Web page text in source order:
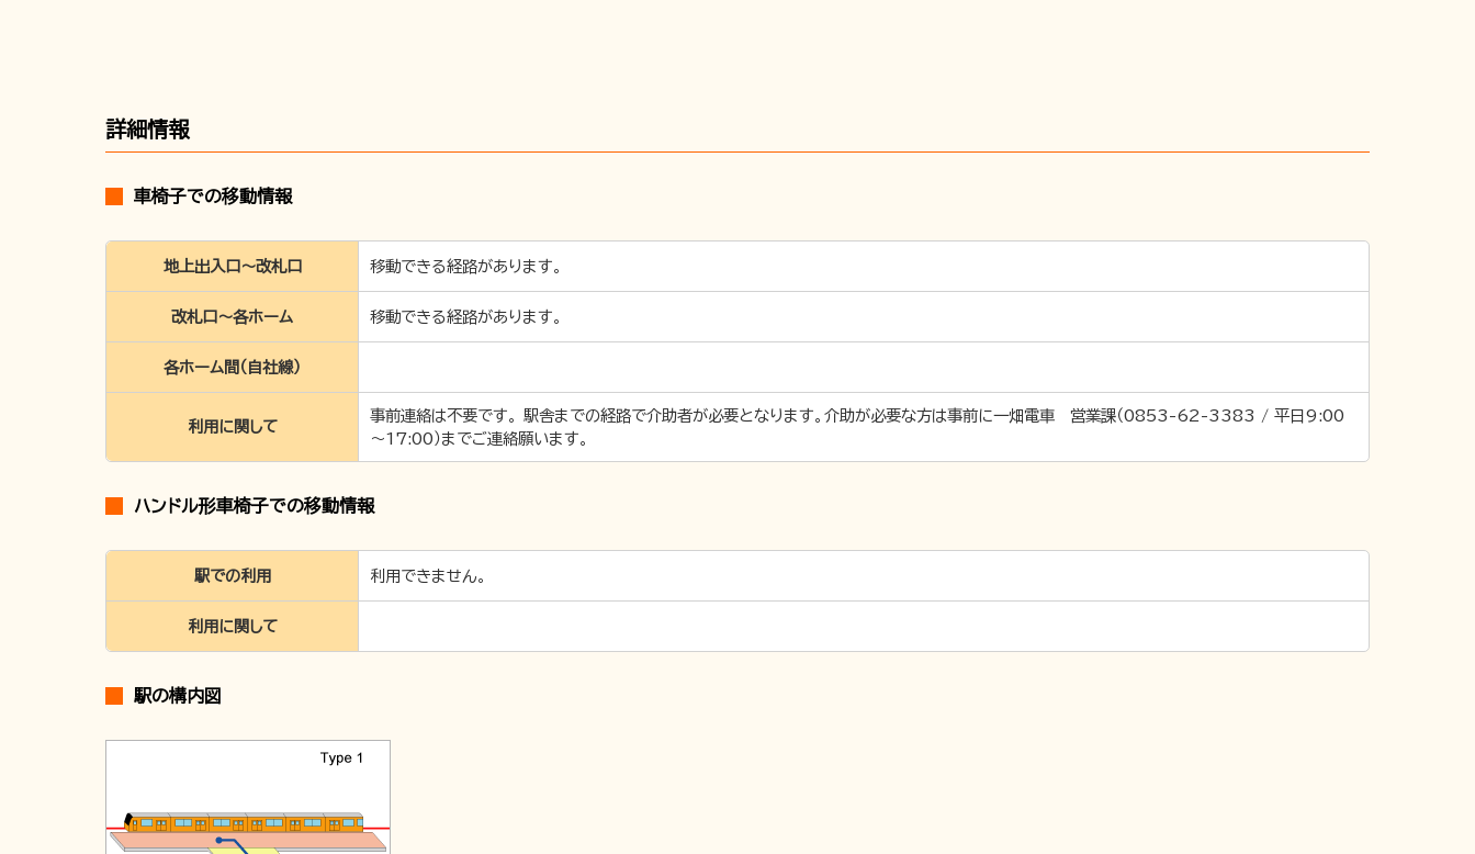
詳細情報
車椅子での移動情報
地上出入口～改札口 移動できる経路があります。
改札口〜各ホーム 移動できる経路があります。
各ホーム間（自社線）
利用に関して
事前連絡は不要です。 駅舎までの経路で介助者が必要となります。介助が必要な方は事前に一畑電車 営業課（0853-62-3383 / 平日9:00
～17:00）までご連絡願います。
ハンドル形車椅子での移動情報
駅での利用 利用できません。
利用に関して
駅の構内図